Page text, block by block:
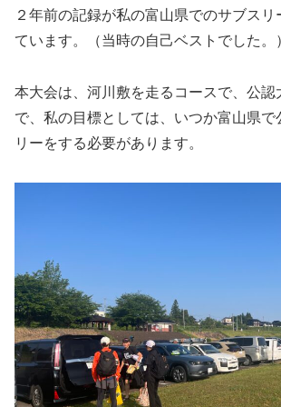
２年前の記録が私の富山県でのサブスリ
ています。（当時の自己ベストでした。
本大会は、河川敷を走るコースで、公認
で、私の目標としては、いつか富山県で
リーをする必要があります。